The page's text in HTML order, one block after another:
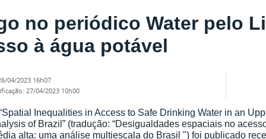
no periódico Water pelo
à água potável
04/2023 16h07
:27/04/2023 10h00
Inequalities in Access to Safe Drinking Water in an
of Brazil” (tradução: “Desigualdades espaciais no
alta: uma análise multiescala do Brasil ") foi publicado